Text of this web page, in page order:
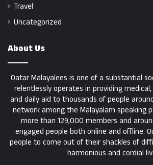
Travel
Uncategorized
About Us
Qatar Malayalees is one of a substantial
relentlessly operates in providing
and daily aid to thousands of people
network among the Malayalam speaking
more than 129,000 members and
engaged people both online and offline.
people to come out of their shackles of
harmonious and cordial